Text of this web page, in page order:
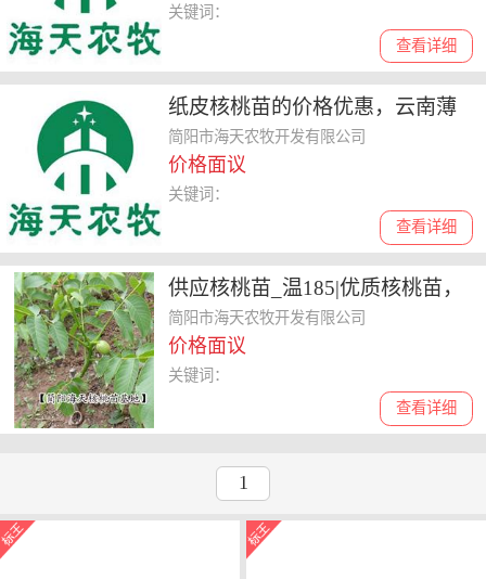
查看详细
关键词：
纸皮核桃苗的价格优惠，云南薄
壳核桃苗价格，薄皮核桃苗基地
简阳市海天农牧开发有限公司
价格面议
查看详细
关键词：
供应核桃苗_温185|优质核桃苗，
薄壳核桃苗品种
简阳市海天农牧开发有限公司
价格面议
查看详细
关键词：
1